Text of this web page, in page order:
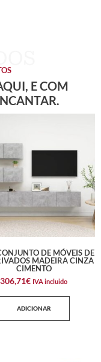
E COM
DE MÓVEIS DE
MADEIRA CINZA
CIMENTO
306,71€ IVA incluido
ADICIONAR